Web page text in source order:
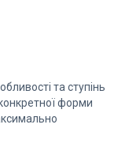
та ступінь
форми